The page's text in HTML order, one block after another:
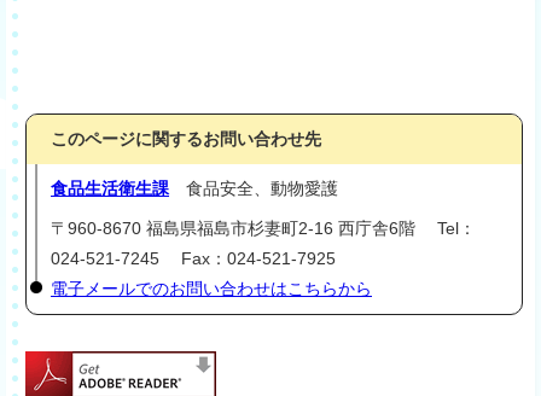
このページに関するお問い合わせ先
食品生活衛生課 食品安全、動物愛護
〒960-8670 福島県福島市杉妻町2-16 西庁舎6階 Tel：
024-521-7245 Fax：024-521-7925
電子メールでのお問い合わせはこちらから